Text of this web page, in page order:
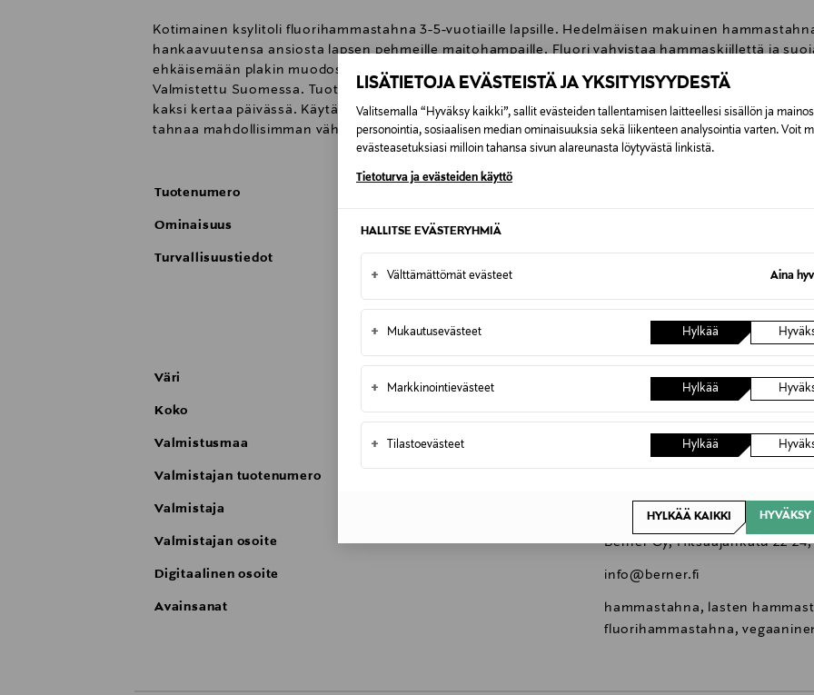
LISÄTIETOJA EVÄSTEISTÄ JA YKSITYISYYDESTÄ
Valitsemalla “Hyväksy kaikki”, sallit evästeiden tallentamisen laitteellesi sisällön ja
personointia, sosiaalisen median ominaisuuksia sekä liikenteen analysointia varten. Voit
evästeasetuksiasi milloin tahansa sivun alareunasta löytyvästä linkistä.
Tietoturva ja evästeiden käyttö
HALLITSE EVÄSTERYHMIÄ
+ Välttämättömät evästeet Aina
+ Mukautusevästeet Hylkää
+ Markkinointievästeet Hylkää
+ Tilastoevästeet Hylkää
HYLKÄÄ KAIKKI
Kotimainen ksylitoli fluorihammastahna 3-5-vuotiaille lapsille. Hedelmäisen makuinen
hankaavuutensa ansiosta lapsen pehmeille maitohampaille. Fluori vahvistaa hammaskiillettä ja
ehkäisemään plakin muodostumista. Sisältää 10% ksylitolia, fluoria 1000 ppm. Ei sisällä
Valmistettu Suomessa. Tuotteelle on myönnetty Avainlippu-tunnus. Käyttöohje: 6-vuotiaat ja sitä
kaksi kertaa päivässä. Käytä hampaiden harjauksessa herneen kokoinen määrä hammastahnaa ja
tahnaa mahdollisimman vähän. Muita fluorituotteita käytettäessä tulee ottaa yhteyttä
Tuotenumero
Ominaisuus
Turvallisuustiedot
6-vuotiaat ja sitä nuoremmat
päivässä. Käytä hampaiden
hammastahnaa ja valvo
mahdollisimman vähän.
ottaa yhteyttä
Väri NOCOL
Koko 50 ML
Valmistusmaa
Valmistajan tuotenumero
Valmistaja Berner Oy
Valmistajan osoite Berner Oy, Hitsaajankatu 22-
Digitaalinen osoite info@berner.fi
Avainsanat
hammastahna, lasten
fluorihammastahna,